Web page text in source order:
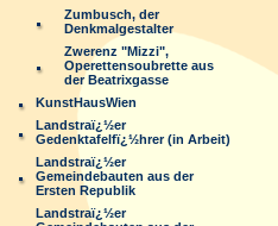
Zumbusch, der
Denkmalgestalter
Zwerenz "Mizzi",
Operettensoubrette aus
der Beatrixgasse
KunstHausWien
Landstraï¿½er
Gedenktafelfï¿½hrer (in Arbeit)
Landstraï¿½er
Gemeindebauten aus der
Ersten Republik
Landstraï¿½er